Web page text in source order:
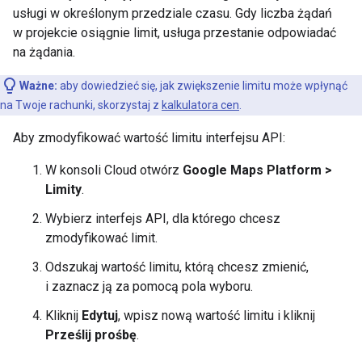
usługi w określonym przedziale czasu. Gdy liczba żądań
w projekcie osiągnie limit, usługa przestanie odpowiadać
na żądania.
Ważne: aby dowiedzieć się, jak zwiększenie limitu może wpłynąć
na Twoje rachunki, skorzystaj z kalkulatora cen
Aby zmodyfikować wartość limitu interfejsu API:
W konsoli Cloud otwórz Google Maps Platform >
Limity.
Wybierz interfejs API, dla którego chcesz
zmodyfikować limit.
Odszukaj wartość limitu, którą chcesz zmienić,
i zaznacz ją za pomocą pola wyboru.
Kliknij Edytuj, wpisz nową wartość limitu i kliknij
Prześlij prośbę.